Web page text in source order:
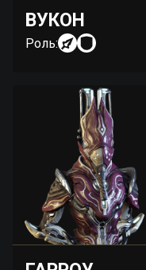
ВУКОН
Роль: